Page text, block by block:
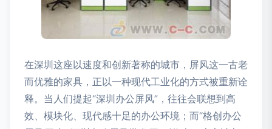
在深圳这座以速度和创新著称的城市，屏风这一古老
而优雅的家具，正以一种现代工业化的方式被重新诠
释。当人们提起“深圳办公屏风”，往往会联想到高
效、模块化、现代感十足的办公环境；而“格创办公